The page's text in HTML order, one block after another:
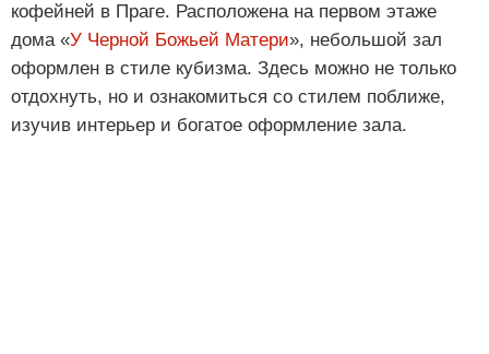
кофейней в Праге. Расположена на первом этаже
дома «У Черной Божьей Матери», небольшой зал
оформлен в стиле кубизма. Здесь можно не только
отдохнуть, но и ознакомиться со стилем поближе,
изучив интерьер и богатое оформление зала.